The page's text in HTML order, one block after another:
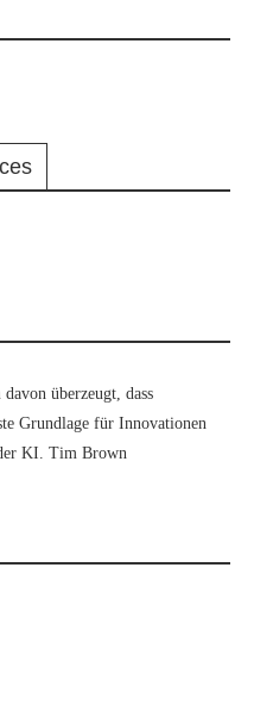
überzeugt, dass
Grundlage für Innovationen
KI. Tim Brown